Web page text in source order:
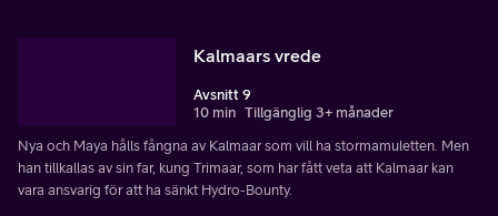
Kalmaars vrede
Avsnitt 9
10 min Tillgänglig 3+ månader
Nya och Maya hålls fångna av Kalmaar som vill ha stormamuletten. Men
han tillkallas av sin far, kung Trimaar, som har fått veta att Kalmaar kan
vara ansvarig för att ha sänkt Hydro-Bounty.